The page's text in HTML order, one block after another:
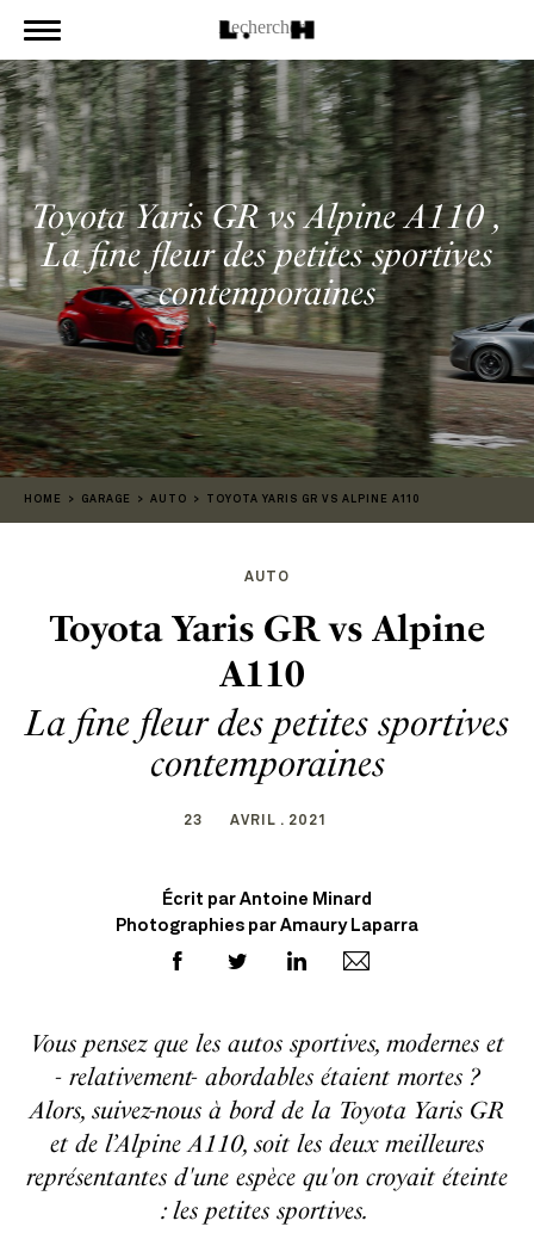
Toyota Yaris GR vs Alpine A110 ,
La fine fleur des petites sportives
contemporaines
HOME GARAGE AUTO TOYOTA YARIS GR VS ALPINE A110
AUTO
Toyota Yaris GR vs Alpine
A110
La fine fleur des petites sportives
contemporaines
23 AVRIL . 2021
Écrit par Antoine Minard
Photographies par Amaury Laparra
Vous pensez que les autos sportives, modernes et
- relativement- abordables étaient mortes ?
Alors, suivez-nous à bord de la Toyota Yaris GR
et de l’Alpine A110, soit les deux meilleures
représentantes d'une espèce qu'on croyait éteinte
: les petites sportives.